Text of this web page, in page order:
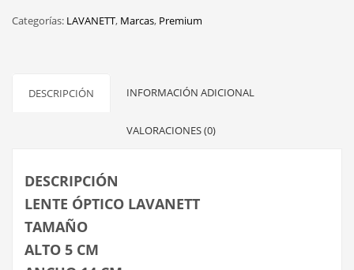
cantidad
Categorías: LAVANETT, Marcas, Premium
DESCRIPCIÓN INFORMACIÓN ADICIONAL
VALORACIONES (0)
DESCRIPCIÓN
LENTE ÓPTICO LAVANETT
TAMAÑO
ALTO 5 CM